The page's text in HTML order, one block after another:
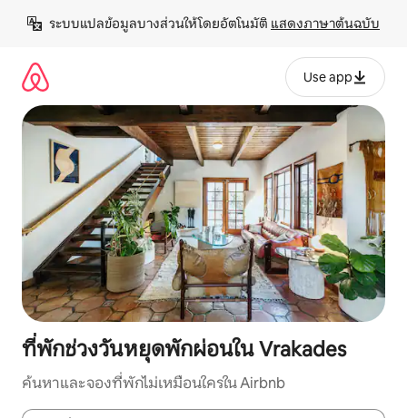
เนื้อหา
ระบบแปลข้อมูลบางส่วนให้โดยอัตโนมัติ แสดงภาษาต้นฉบับ
Use app
ที่พักช่วงวันหยุดพักผ่อนใน Vrakades
ค้นหาและจองที่พักไม่เหมือนใครใน Airbnb